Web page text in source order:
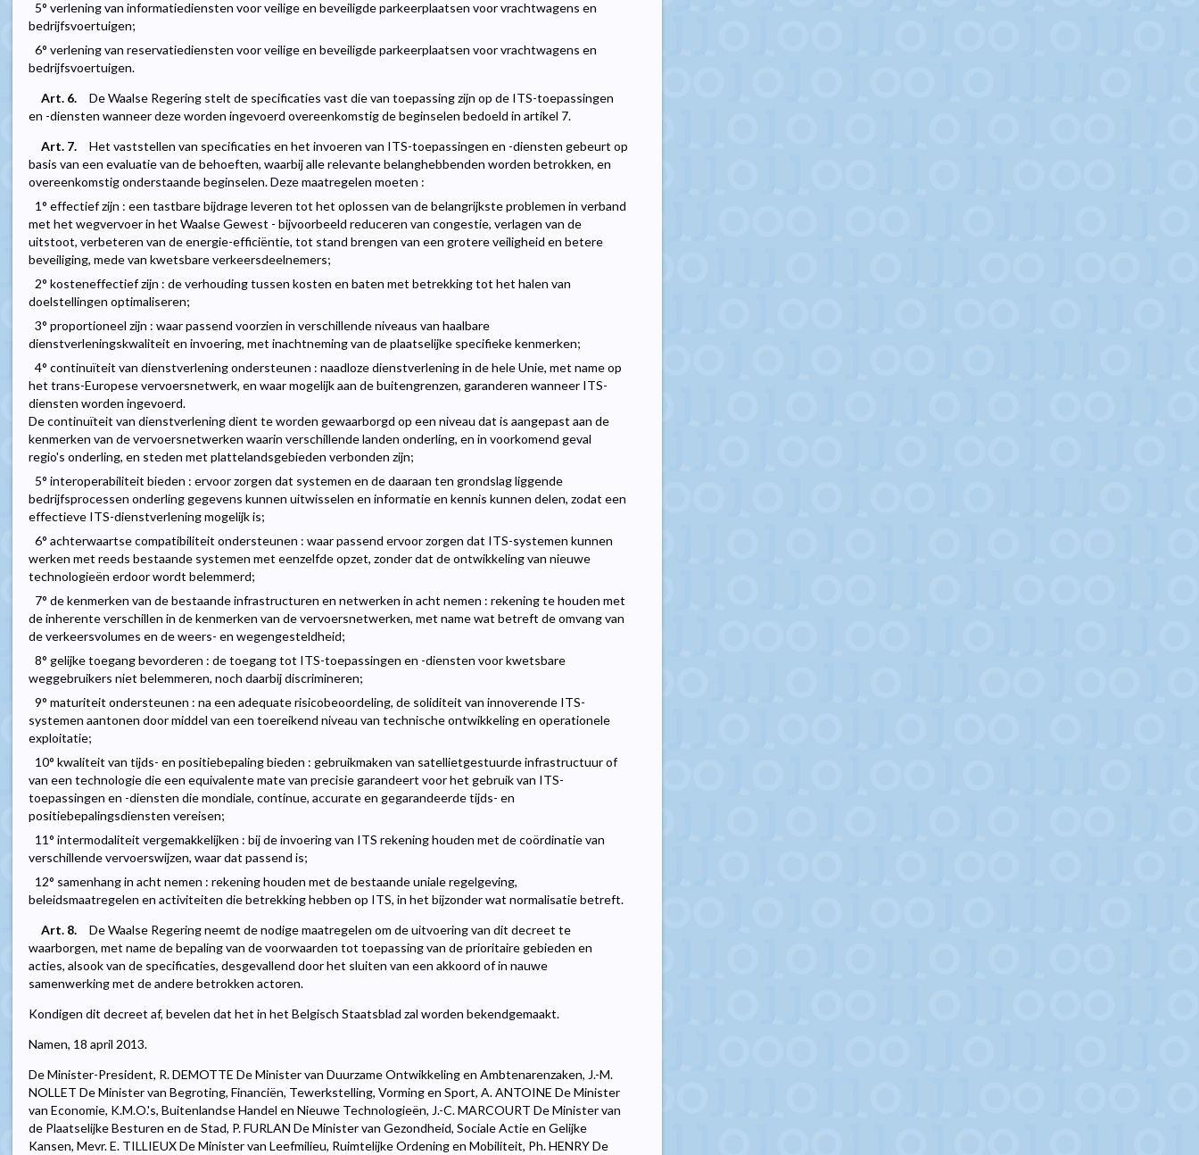
5° verlening van informatiediensten voor veilige en beveiligde parkeerplaatsen voor vrachtwagens en
bedrijfsvoertuigen;
6° verlening van reservatiediensten voor veilige en beveiligde parkeerplaatsen voor vrachtwagens en
bedrijfsvoertuigen.
Art. 6.
De Waalse Regering stelt de specificaties vast die van toepassing zijn op de ITS-toepassingen
en -diensten wanneer deze worden ingevoerd overeenkomstig de beginselen bedoeld in artikel 7.
Art. 7.
Het vaststellen van specificaties en het invoeren van ITS-toepassingen en -diensten gebeurt op
basis van een evaluatie van de behoeften, waarbij alle relevante belanghebbenden worden betrokken, en
overeenkomstig onderstaande beginselen. Deze maatregelen moeten :
1° effectief zijn : een tastbare bijdrage leveren tot het oplossen van de belangrijkste problemen in verband
met het wegvervoer in het Waalse Gewest - bijvoorbeeld reduceren van congestie, verlagen van de
uitstoot, verbeteren van de energie-efficiëntie, tot stand brengen van een grotere veiligheid en betere
beveiliging, mede van kwetsbare verkeersdeelnemers;
2° kosteneffectief zijn : de verhouding tussen kosten en baten met betrekking tot het halen van
doelstellingen optimaliseren;
3° proportioneel zijn : waar passend voorzien in verschillende niveaus van haalbare
dienstverleningskwaliteit en invoering, met inachtneming van de plaatselijke specifieke kenmerken;
4° continuïteit van dienstverlening ondersteunen : naadloze dienstverlening in de hele Unie, met name op
het trans-Europese vervoersnetwerk, en waar mogelijk aan de buitengrenzen, garanderen wanneer ITS-
diensten worden ingevoerd.
De continuïteit van dienstverlening dient te worden gewaarborgd op een niveau dat is aangepast aan de
kenmerken van de vervoersnetwerken waarin verschillende landen onderling, en in voorkomend geval
regio's onderling, en steden met plattelandsgebieden verbonden zijn;
5° interoperabiliteit bieden : ervoor zorgen dat systemen en de daaraan ten grondslag liggende
bedrijfsprocessen onderling gegevens kunnen uitwisselen en informatie en kennis kunnen delen, zodat een
effectieve ITS-dienstverlening mogelijk is;
6° achterwaartse compatibiliteit ondersteunen : waar passend ervoor zorgen dat ITS-systemen kunnen
werken met reeds bestaande systemen met eenzelfde opzet, zonder dat de ontwikkeling van nieuwe
technologieën erdoor wordt belemmerd;
7° de kenmerken van de bestaande infrastructuren en netwerken in acht nemen : rekening te houden met
de inherente verschillen in de kenmerken van de vervoersnetwerken, met name wat betreft de omvang van
de verkeersvolumes en de weers- en wegengesteldheid;
8° gelijke toegang bevorderen : de toegang tot ITS-toepassingen en -diensten voor kwetsbare
weggebruikers niet belemmeren, noch daarbij discrimineren;
9° maturiteit ondersteunen : na een adequate risicobeoordeling, de soliditeit van innoverende ITS-
systemen aantonen door middel van een toereikend niveau van technische ontwikkeling en operationele
exploitatie;
10° kwaliteit van tijds- en positiebepaling bieden : gebruikmaken van satellietgestuurde infrastructuur of
van een technologie die een equivalente mate van precisie garandeert voor het gebruik van ITS-
toepassingen en -diensten die mondiale, continue, accurate en gegarandeerde tijds- en
positiebepalingsdiensten vereisen;
11° intermodaliteit vergemakkelijken : bij de invoering van ITS rekening houden met de coördinatie van
verschillende vervoerswijzen, waar dat passend is;
12° samenhang in acht nemen : rekening houden met de bestaande uniale regelgeving,
beleidsmaatregelen en activiteiten die betrekking hebben op ITS, in het bijzonder wat normalisatie betreft.
Art. 8.
De Waalse Regering neemt de nodige maatregelen om de uitvoering van dit decreet te
waarborgen, met name de bepaling van de voorwaarden tot toepassing van de prioritaire gebieden en
acties, alsook van de specificaties, desgevallend door het sluiten van een akkoord of in nauwe
samenwerking met de andere betrokken actoren.
Kondigen dit decreet af, bevelen dat het in het Belgisch Staatsblad zal worden bekendgemaakt.
Namen, 18 april 2013.
De Minister-President, R. DEMOTTE De Minister van Duurzame Ontwikkeling en Ambtenarenzaken, J.-M.
NOLLET De Minister van Begroting, Financiën, Tewerkstelling, Vorming en Sport, A. ANTOINE De Minister
van Economie, K.M.O.'s, Buitenlandse Handel en Nieuwe Technologieën, J.-C. MARCOURT De Minister van
de Plaatselijke Besturen en de Stad, P. FURLAN De Minister van Gezondheid, Sociale Actie en Gelijke
Kansen, Mevr. E. TILLIEUX De Minister van Leefmilieu, Ruimtelijke Ordening en Mobiliteit, Ph. HENRY De